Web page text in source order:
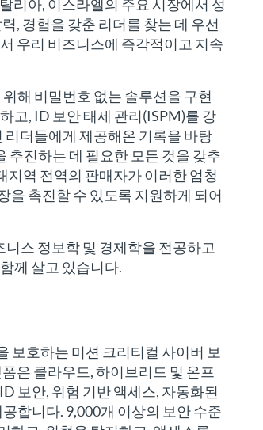
리아, 이스라엘의 주요 시장에서 성
, 경험을 갖춘 리더를 찾는 데 우선
우리 비즈니스에 즉각적이고 지속
해 비밀번호 없는 솔루션을 구현
고, ID 보안 태세 관리(ISPM)를 강
리더들에게 제공해온 기록을 바탕
추진하는 데 필요한 모든 것을 갖추
지역 전역의 판매자가 이러한 엄청
을 촉진할 수 있도록 지원하게 되어
스 정보학 및 경제학을 전공하고
께 살고 있습니다.
보호하는 미션 크리티컬 사이버 보
은 클라우드, 하이브리드 및 온프
보안, 위험 기반 액세스, 자동화된
합니다. 9,000개 이상의 보안 수준